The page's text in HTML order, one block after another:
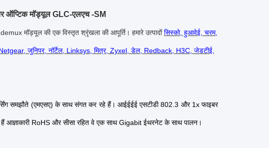
ऑप्टिक मॉड्यूल GLC-एलएच -SM
मॉड्यूल की एक विस्तृत श्रृंखला की आपूर्ति। हमारे उत्पादों सिस्को, हुआवेई, चरम,
जुनिपर, नॉर्टेल, Linksys, मित्र, Zyxel, डेल, Redback, H3C, जेडटीई,
समझौते (एमएसए) के साथ संगत कर रहे हैं। आईईईई एसटीडी 802.3 और 1x फाइबर
आज्ञाकारी RoHS और सीसा रहित वे एक साथ Gigabit ईथरनेट के साथ पालन।